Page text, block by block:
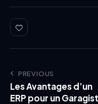
PREVIOUS
Les Avantages d’un
ERP pour un